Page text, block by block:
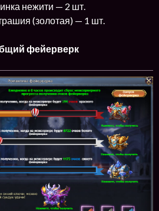
нежити — 2 шт.
(золотая) — 1 шт.
фейерверк